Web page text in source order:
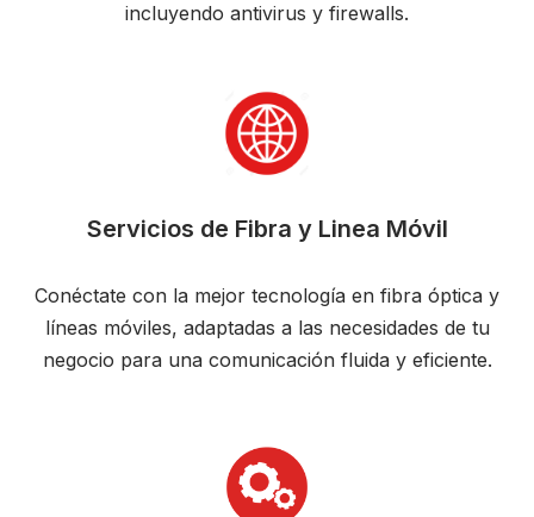
incluyendo antivirus y firewalls.
Servicios de Fibra y Linea Móvil
Conéctate con la mejor tecnología en fibra óptica y
líneas móviles, adaptadas a las necesidades de tu
negocio para una comunicación fluida y eficiente.